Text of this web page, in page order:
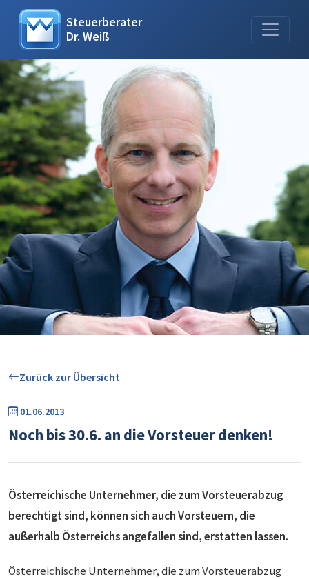
Steuerberater
Dr. Weiß
Zurück zur Übersicht
01.06.2013
Noch bis 30.6. an die Vorsteuer denken!
Österreichische Unternehmer, die zum Vorsteuerabzug
berechtigt sind, können sich auch Vorsteuern, die
außerhalb Österreichs angefallen sind, erstatten lassen.
Österreichische Unternehmer, die zum Vorsteuerabzug